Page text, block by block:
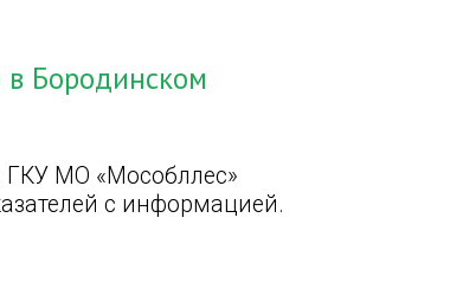
в Бородинском
ГКУ МО «Мособллес»
с информацией.